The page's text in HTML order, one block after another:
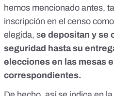
hemos mencionado antes,
inscripción en el censo
elegida, se depositan y se
seguridad hasta su
elecciones en las mesas
correspondientes.